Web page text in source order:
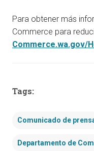
Para obtener más
Commerce para
Commerce.wa.gov/
Tags:
Comunicado de
Departamento de